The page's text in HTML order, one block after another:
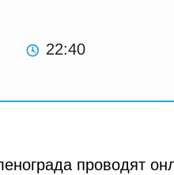
22:40
проводят